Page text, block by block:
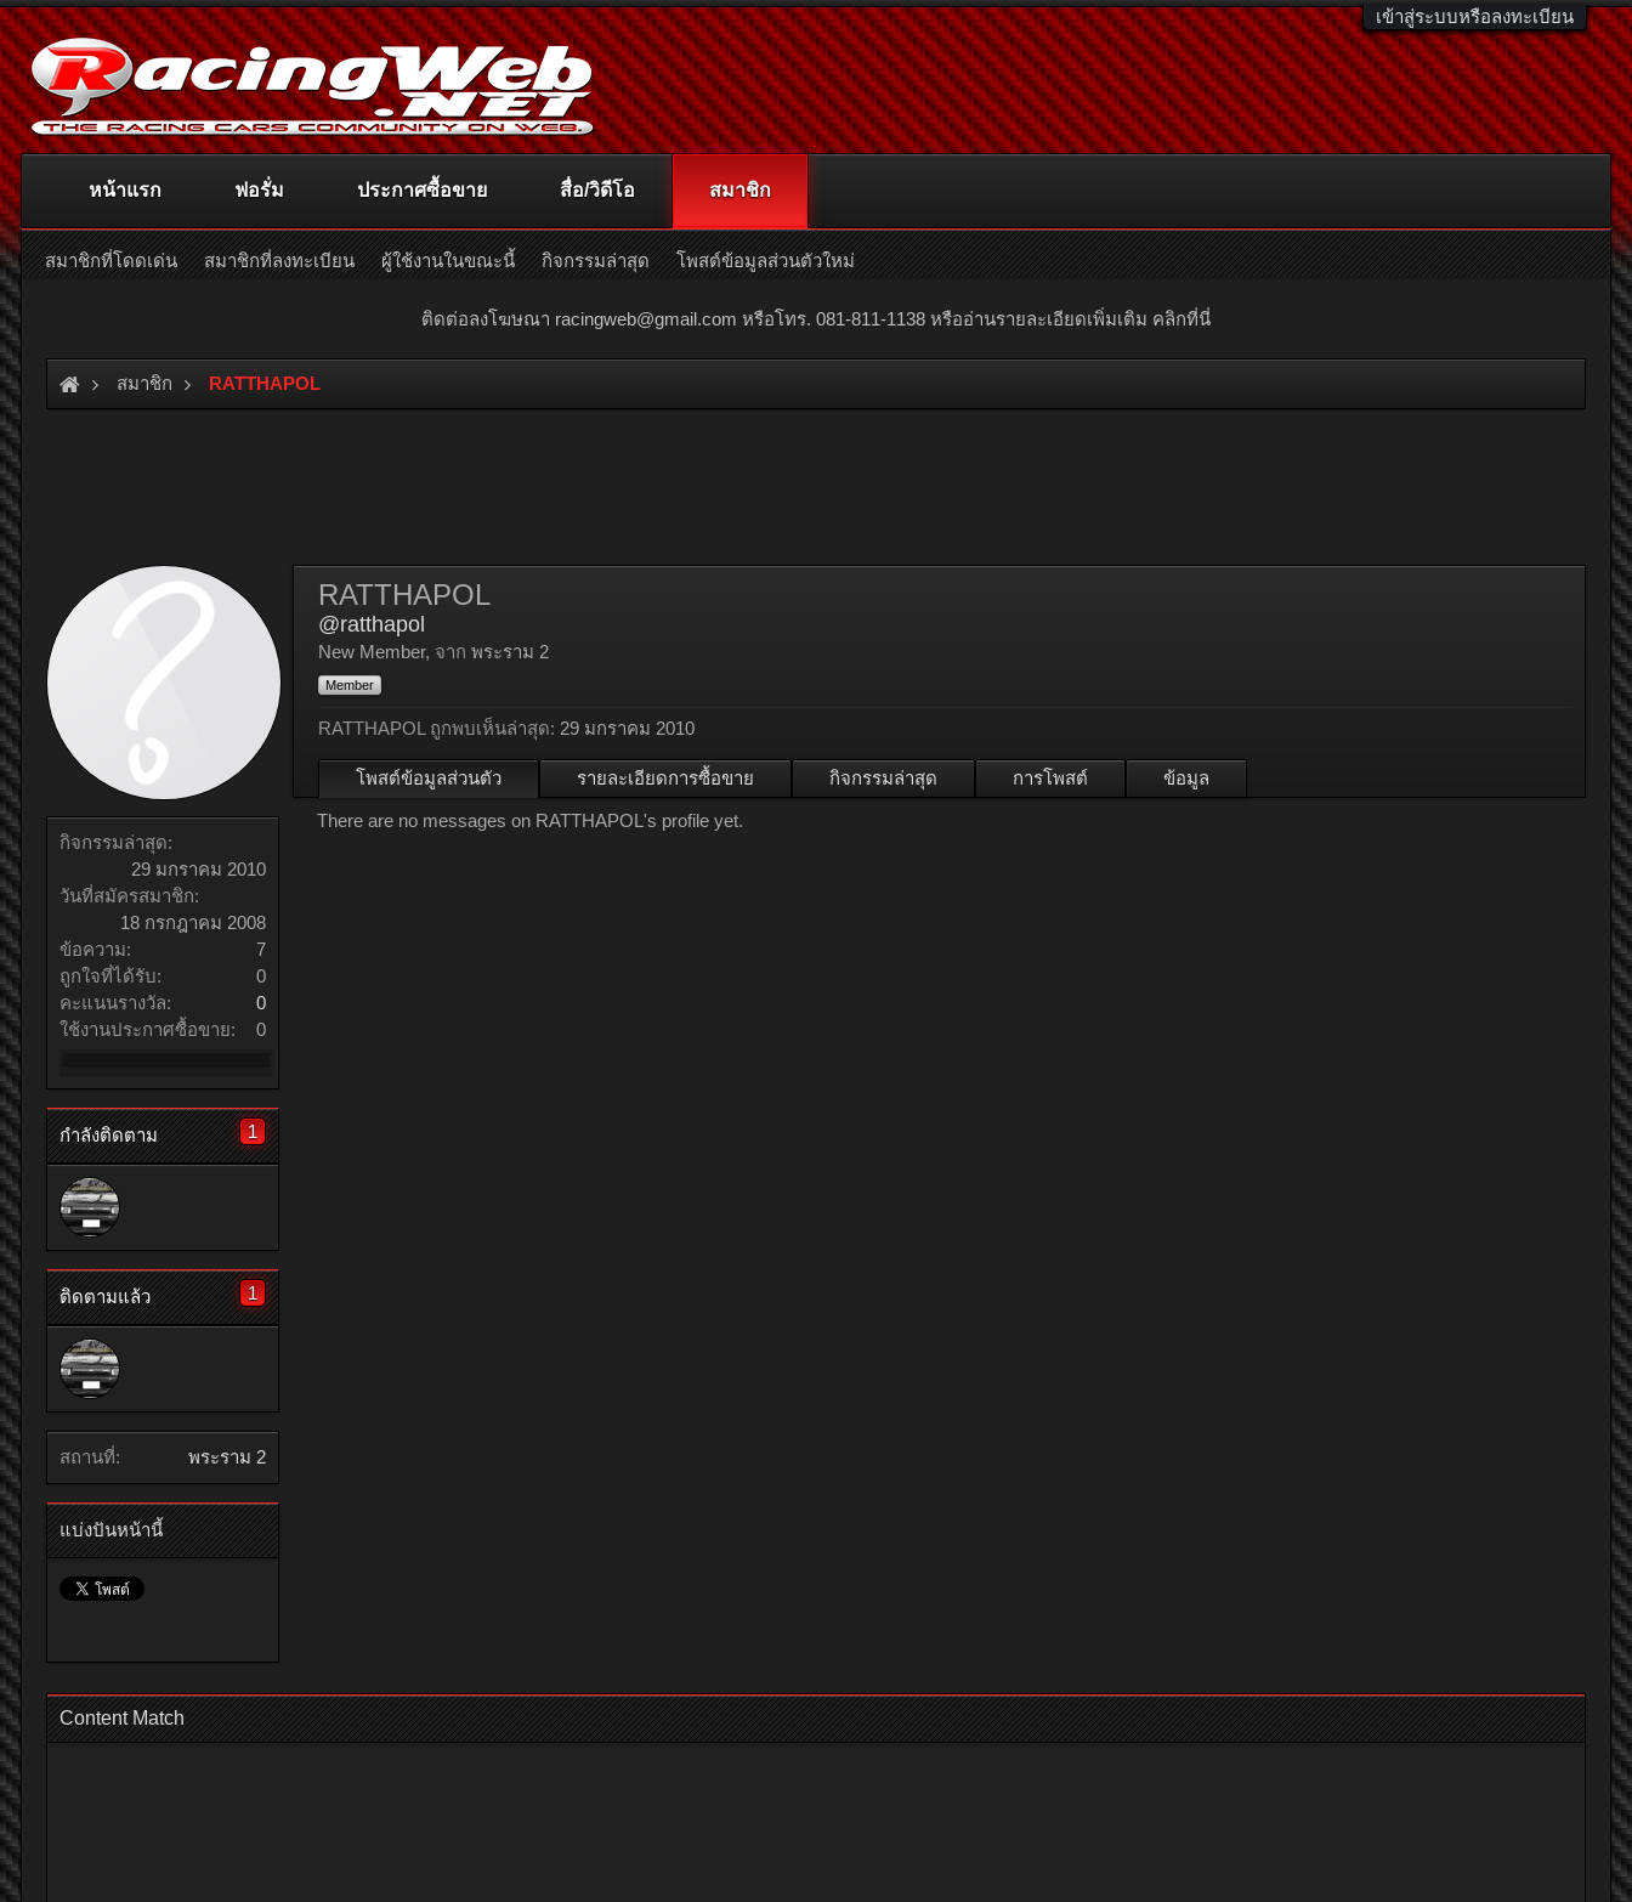
เข้าสู่ระบบหรือลงทะเบียน
ติดต่อลงโฆษณา racingweb@gmail.com หรือโทร. 081-811-1138 หรืออ่านรายละเอียดเพิ่มเติม คลิกที่นี่
สมาชิก RATTHAPOL
กิจกรรมล่าสุด:
29 มกราคม 2010
วันที่สมัครสมาชิก:
18 กรกฎาคม 2008
ข้อความ:
7
ถูกใจที่ได้รับ:
0
คะแนนรางวัล:
0
ใช้งานประกาศซื้อขาย:
0
กำลังติดตาม 1
ติดตามแล้ว 1
สถานที่: พระราม 2
แบ่งปันหน้านี้
RATTHAPOL
@ratthapol
New Member, จาก พระราม 2
Member
RATTHAPOL ถูกพบเห็นล่าสุด: 29 มกราคม 2010
โพสต์ข้อมูลส่วนตัว รายละเอียดการซื้อขาย กิจกรรมล่าสุด การโพสต์ ข้อมูล
There are no messages on RATTHAPOL's profile yet.
Content Match
หน้าแรก ฟอรั่ม ประกาศซื้อขาย สื่อ/วิดีโอ สมาชิก
สมาชิกที่โดดเด่น สมาชิกที่ลงทะเบียน ผู้ใช้งานในขณะนี้ กิจกรรมล่าสุด โพสต์ข้อมูลส่วนตัวใหม่